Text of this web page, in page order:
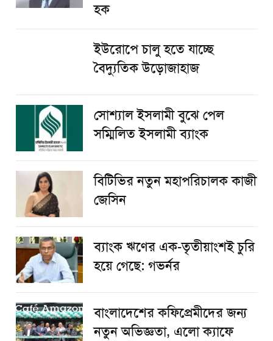
হক
ইউরোপে চালু হতে যাচ্ছে
বৈদ্যুতিক উড়োজাহাজ
সোশ্যাল ইসলামী বুঝে পেল
সম্মিলিত ইসলামী ব্যাংক
বিটিভির নতুন মহাপরিচালক কাজী
জেসিন
ব্যাংক ঋণের এক-তৃতীয়াংশই চুরি
হয়ে গেছে: গভর্নর
বাংলাদেশের কফিপ্রেমীদের জন্য
নতুন অভিজ্ঞতা, এলো ক্যাফে